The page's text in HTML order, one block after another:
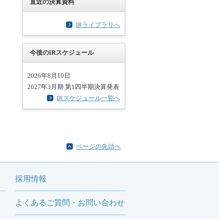
直近の決算資料
IRライブラリへ
今後のIRスケジュール
2026年8月10日
2027年3月期 第1四半期決算発表
IRスケジュール一覧へ
ページの先頭へ
採用情報
よくあるご質問・お問い合わせ